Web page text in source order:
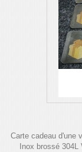
Carte cadeau d'une
Inox brossé